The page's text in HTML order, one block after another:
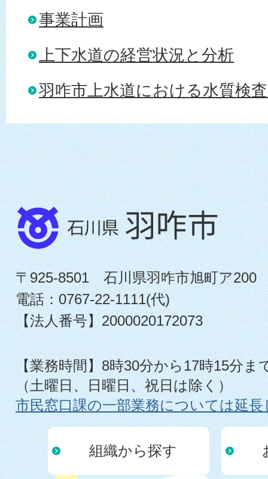
事業計画
上下水道の経営状況と分析
羽咋市上水道における水質検
〒925-8501 石川県羽咋市旭町ア200
電話：0767-22-1111(代)
【法人番号】2000020172073
【業務時間】8時30分から17時15分ま
（土曜日、日曜日、祝日は除く）
市民窓口課の一部業務については延
組織から探す